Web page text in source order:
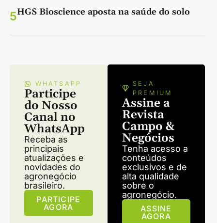
5HGS Bioscience aposta na saúde do solo
WHATSAPP
Participe
do Nosso
Canal no
WhatsApp
Receba as
principais
atualizações e
novidades do
agronegócio
brasileiro.
PARTICIPE
AGORA
SEJA
PREMIUM
Assine a
Revista
Campo &
Negócios
Tenha acesso a
conteúdos
exclusivos e de
alta qualidade
sobre o
agronegócio.
ASSINE
AGORA